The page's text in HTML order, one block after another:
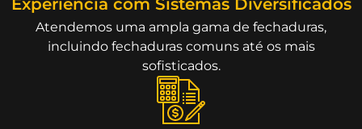
Experiência com Sistemas Diversificados
Atendemos uma ampla gama de fechaduras,
incluindo fechaduras comuns até os mais
sofisticados.